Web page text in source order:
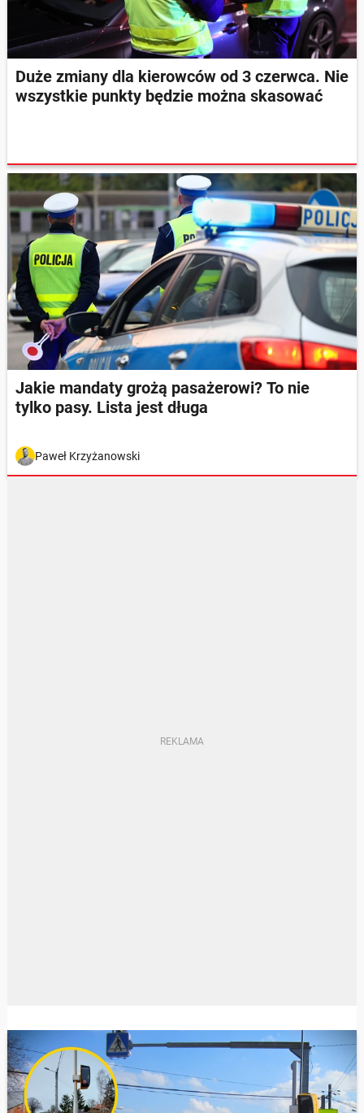
Duże zmiany dla kierowców od 3 czerwca. Nie
wszystkie punkty będzie można skasować
Jakie mandaty grożą pasażerowi? To nie
tylko pasy. Lista jest długa
Paweł Krzyżanowski